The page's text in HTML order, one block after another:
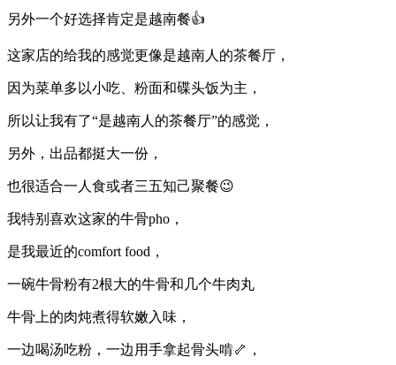
另外一个好选择肯定是越南餐👍
这家店的给我的感觉更像是越南人的茶餐厅，
因为菜单多以小吃、粉面和碟头饭为主，
所以让我有了“是越南人的茶餐厅”的感觉，
另外，出品都挺大一份，
也很适合一人食或者三五知己聚餐😉
我特别喜欢这家的牛骨pho，
是我最近的comfort food，
一碗牛骨粉有2根大的牛骨和几个牛肉丸
牛骨上的肉炖煮得软嫩入味，
一边喝汤吃粉，一边用手拿起骨头啃🦴，